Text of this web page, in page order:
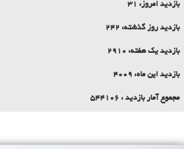
بازدید امروز: 31
بازدید روز گذشته: 242
بازدید یک هفته: 2910
بازدید این ماه: 4009
مجموع آمار بازدید : 544106